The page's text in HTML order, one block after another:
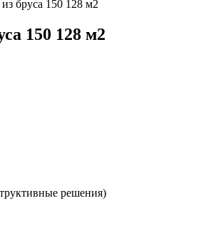
бруса 150 128 м2
150 128 м2
решения)